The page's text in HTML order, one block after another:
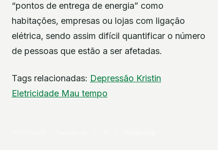
“pontos de entrega de energia” como
habitações, empresas ou lojas com ligação
elétrica, sendo assim difícil quantificar o número
de pessoas que estão a ser afetadas.
Tags relacionadas: Depressão Kristin
Eletricidade Mau tempo